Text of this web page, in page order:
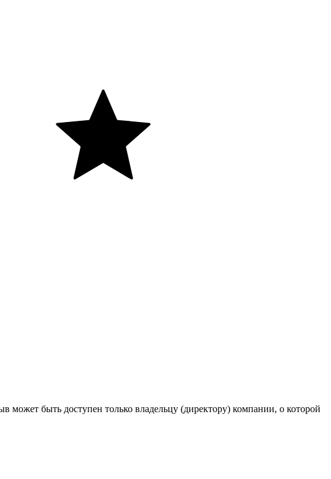
быть доступен только владельцу (директору) компании, о которой